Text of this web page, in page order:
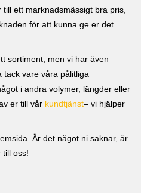
ett marknadsmässigt bra pris,
för att kunna ge er det
sortiment, men vi har även
tack vare våra pålitliga
i andra volymer, längder eller
er till vår kundtjänst– vi hjälper
Är det något ni saknar, är
till oss!